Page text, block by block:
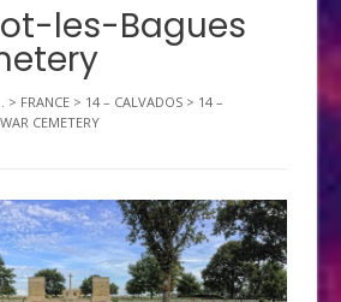
les-Bagues
> FRANCE > 14 – CALVADOS > 14 –
CEMETERY